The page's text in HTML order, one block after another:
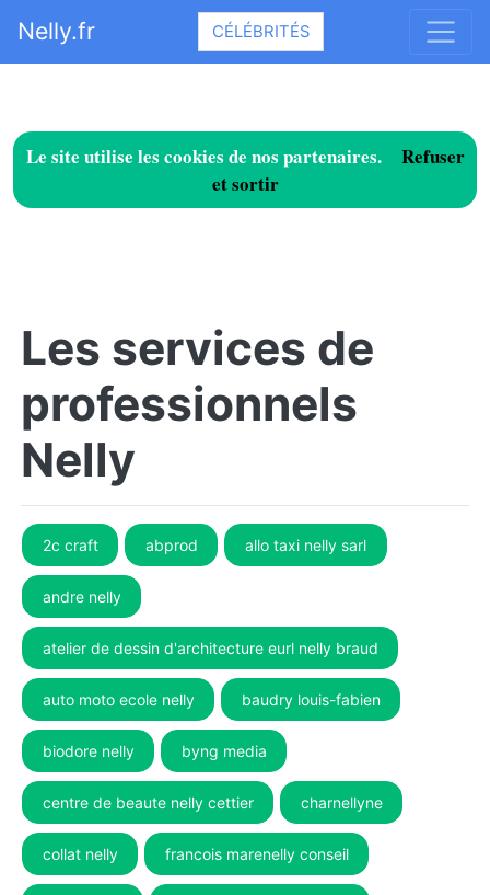
Le site utilise les cookies de nos partenaires. Refuser
et sortir
Nelly.fr CÉLÉBRITÉS
Les services de
professionnels
Nelly
2c craft abprod allo taxi nelly sarl
andre nelly
atelier de dessin d'architecture eurl nelly braud
auto moto ecole nelly baudry louis-fabien
biodore nelly byng media
centre de beaute nelly cettier charnellyne
collat nelly francois marenelly conseil